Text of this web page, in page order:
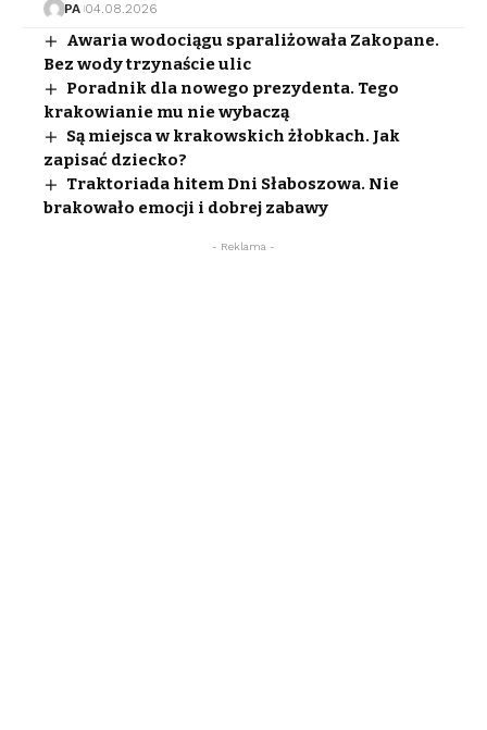
PA 04.08.2026
Awaria wodociągu sparaliżowała Zakopane.
Bez wody trzynaście ulic
Poradnik dla nowego prezydenta. Tego
krakowianie mu nie wybaczą
Są miejsca w krakowskich żłobkach. Jak
zapisać dziecko?
Traktoriada hitem Dni Słaboszowa. Nie
brakowało emocji i dobrej zabawy
- Reklama -